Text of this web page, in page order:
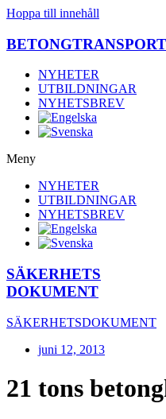
Hoppa till innehåll
NYHETER
UTBILDNINGAR
NYHETSBREV
Meny
NYHETER
UTBILDNINGAR
NYHETSBREV
SÄKERHETS
DOKUMENT
SÄKERHETSDOKUMENT
juni 12, 2013
21 tons